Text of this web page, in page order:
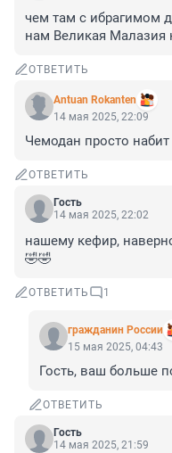
чем там с ибрагимом
нам Великая Малазия
ОТВЕТИТЬ
Antuan Rokanten
14 мая 2025, 22:09
Чемодан просто набит
ОТВЕТИТЬ
Гость
14 мая 2025, 22:02
нашему кефир,
🤣🤣
ОТВЕТИТЬ 1
гражданин России
15 мая 2025, 04:43
Гость, ваш больше
ОТВЕТИТЬ
Гость
14 мая 2025, 21:59